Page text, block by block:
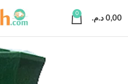
0
0,00 د.م.